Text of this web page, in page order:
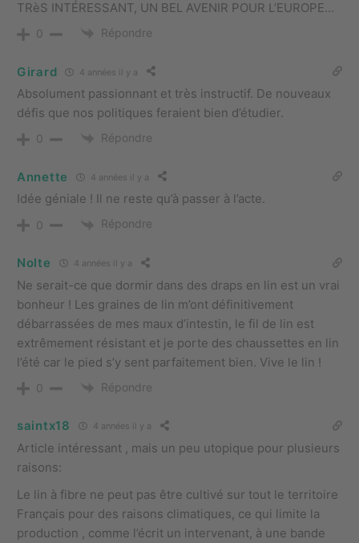
TRèS INTÉRESSANT, UN BEL AVENIR POUR L’EUROPE…
0 Répondre
Girard 4 années il y a
Absolument passionnant et très instructif. De nouveaux
défis que nos politiques feraient bien d’étudier.
0 Répondre
Annette 4 années il y a
Idée géniale ! Il ne reste qu’à passer à l’acte.
0 Répondre
Nolte 4 années il y a
Ne serait-ce que dormir dans des draps en lin est un vrai
bonheur ! Les graines de lin m’ont définitivement
débarrassées de mes maux d’intestin, le fil de lin est
extrêmement résistant et je porte des chaussettes en lin
l’été car le pied s’y sent parfaitement bien. Vive le lin !
0 Répondre
saintx18 4 années il y a
Article intéressant , mais un peu utopique pour plusieurs
raisons:
Le lin à fibre ne peut pas être cultivé sur tout le territoire
Français pour des raisons climatiques, ce qui limite la
production , comme l’écrit un intervenant, à une bande